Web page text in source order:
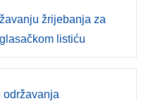
žrijebanja za
listiću
održavanja